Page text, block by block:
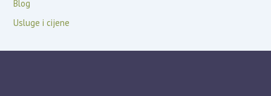
Blog
Usluge i cijene